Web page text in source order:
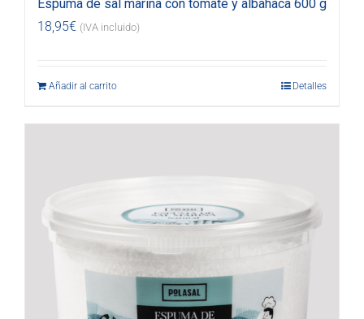
Espuma de sal marina con tomate y albahaca 600 g
18,95€ (IVA incluido)
Añadir al carrito Detalles